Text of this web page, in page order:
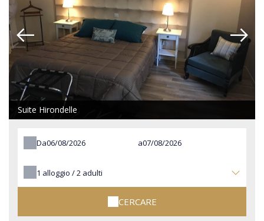
Suite Hirondelle
Da a
1 alloggio /2 adulti
CERCARE